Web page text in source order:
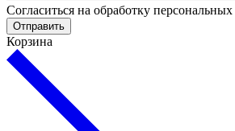
Cогласиться на обработку
Отправить
Корзина